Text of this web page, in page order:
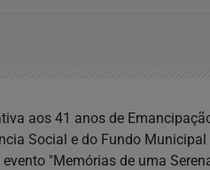
aos 41 anos de
Social e do Fundo
evento "Memórias de uma